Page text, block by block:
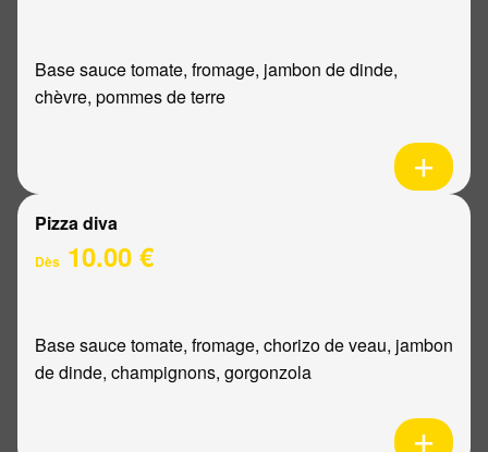
Base sauce tomate, fromage, jambon de dinde,
chèvre, pommes de terre
Pizza diva
Dès 10.00 €
Base sauce tomate, fromage, chorizo de veau, jambon
de dinde, champignons, gorgonzola